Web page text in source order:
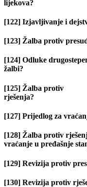
[122]
[123] Žalba protiv
[124] Odluke
[125] Žalba protiv
[127] Prijedlog za
[128] Žalba protiv
vraćanje u pređašnje
[129] Revizija protiv
[130] Revizija protiv